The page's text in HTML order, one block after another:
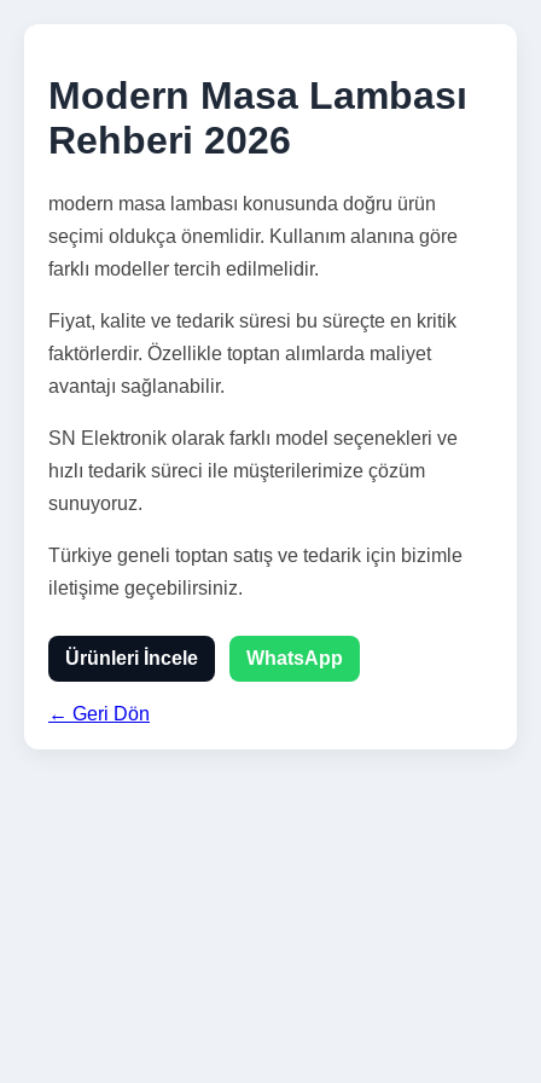
Modern Masa Lambası
Rehberi 2026
modern masa lambası konusunda doğru ürün
seçimi oldukça önemlidir. Kullanım alanına göre
farklı modeller tercih edilmelidir.
Fiyat, kalite ve tedarik süresi bu süreçte en kritik
faktörlerdir. Özellikle toptan alımlarda maliyet
avantajı sağlanabilir.
SN Elektronik olarak farklı model seçenekleri ve
hızlı tedarik süreci ile müşterilerimize çözüm
sunuyoruz.
Türkiye geneli toptan satış ve tedarik için bizimle
iletişime geçebilirsiniz.
Ürünleri İncele WhatsApp
← Geri Dön